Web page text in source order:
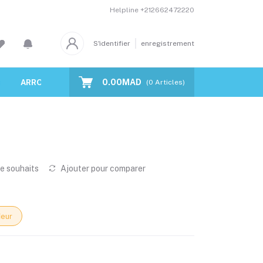
Helpline +212662472220
S'identifier enregistrement
ARROSAGE AUTOMATIQUE ECLAIRAGE À LEDS
0.00MAD (0 Articles)
souhaits Ajouter pour comparer